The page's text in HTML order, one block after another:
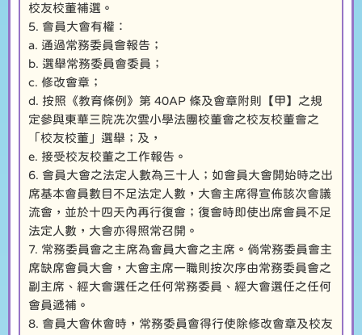
校友校董補選。
5. 會員大會有權：
a. 通過常務委員會報告；
b. 選舉常務委員會委員；
c. 修改會章；
d. 按照《教育條例》第 40AP 條及會章附則【甲】之規
定參與東華三院冼次雲小學法團校董會之校友校董會之
「校友校董」選舉；及，
e. 接受校友校董之工作報告。
6. 會員大會之法定人數為三十人；如會員大會開始時之出
席基本會員數目不足法定人數，大會主席得宣佈該次會議
流會，並於十四天內再行復會；復會時即使出席會員不足
法定人數，大會亦得照常召開。
7. 常務委員會之主席為會員大會之主席。倘常務委員會主
席缺席會員大會，大會主席一職則按次序由常務委員會之
副主席、經大會選任之任何常務委員、經大會選任之任何
會員遞補。
8. 會員大會休會時，常務委員會得行使除修改會章及校友